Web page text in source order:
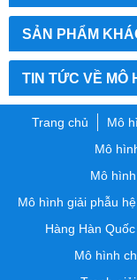
SẢN PHẨM
TIN TỨC VỀ MÔ
Trang chủ Mô
Mô
Mô
Mô hình giải phẫu
Hàng Hàn Quốc
Mô hình